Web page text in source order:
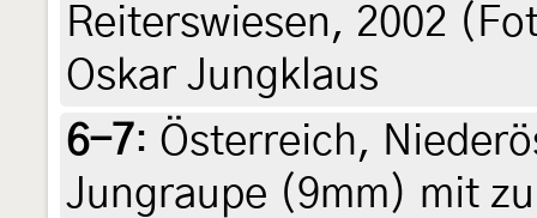
Reiterswiesen, 2002
Oskar Jungklaus
6-7: Österreich,
Jungraupe (9mm) mit